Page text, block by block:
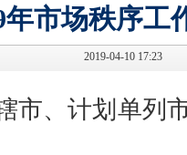
年市场秩序工
2019-04-10 17:23
市、计划单列